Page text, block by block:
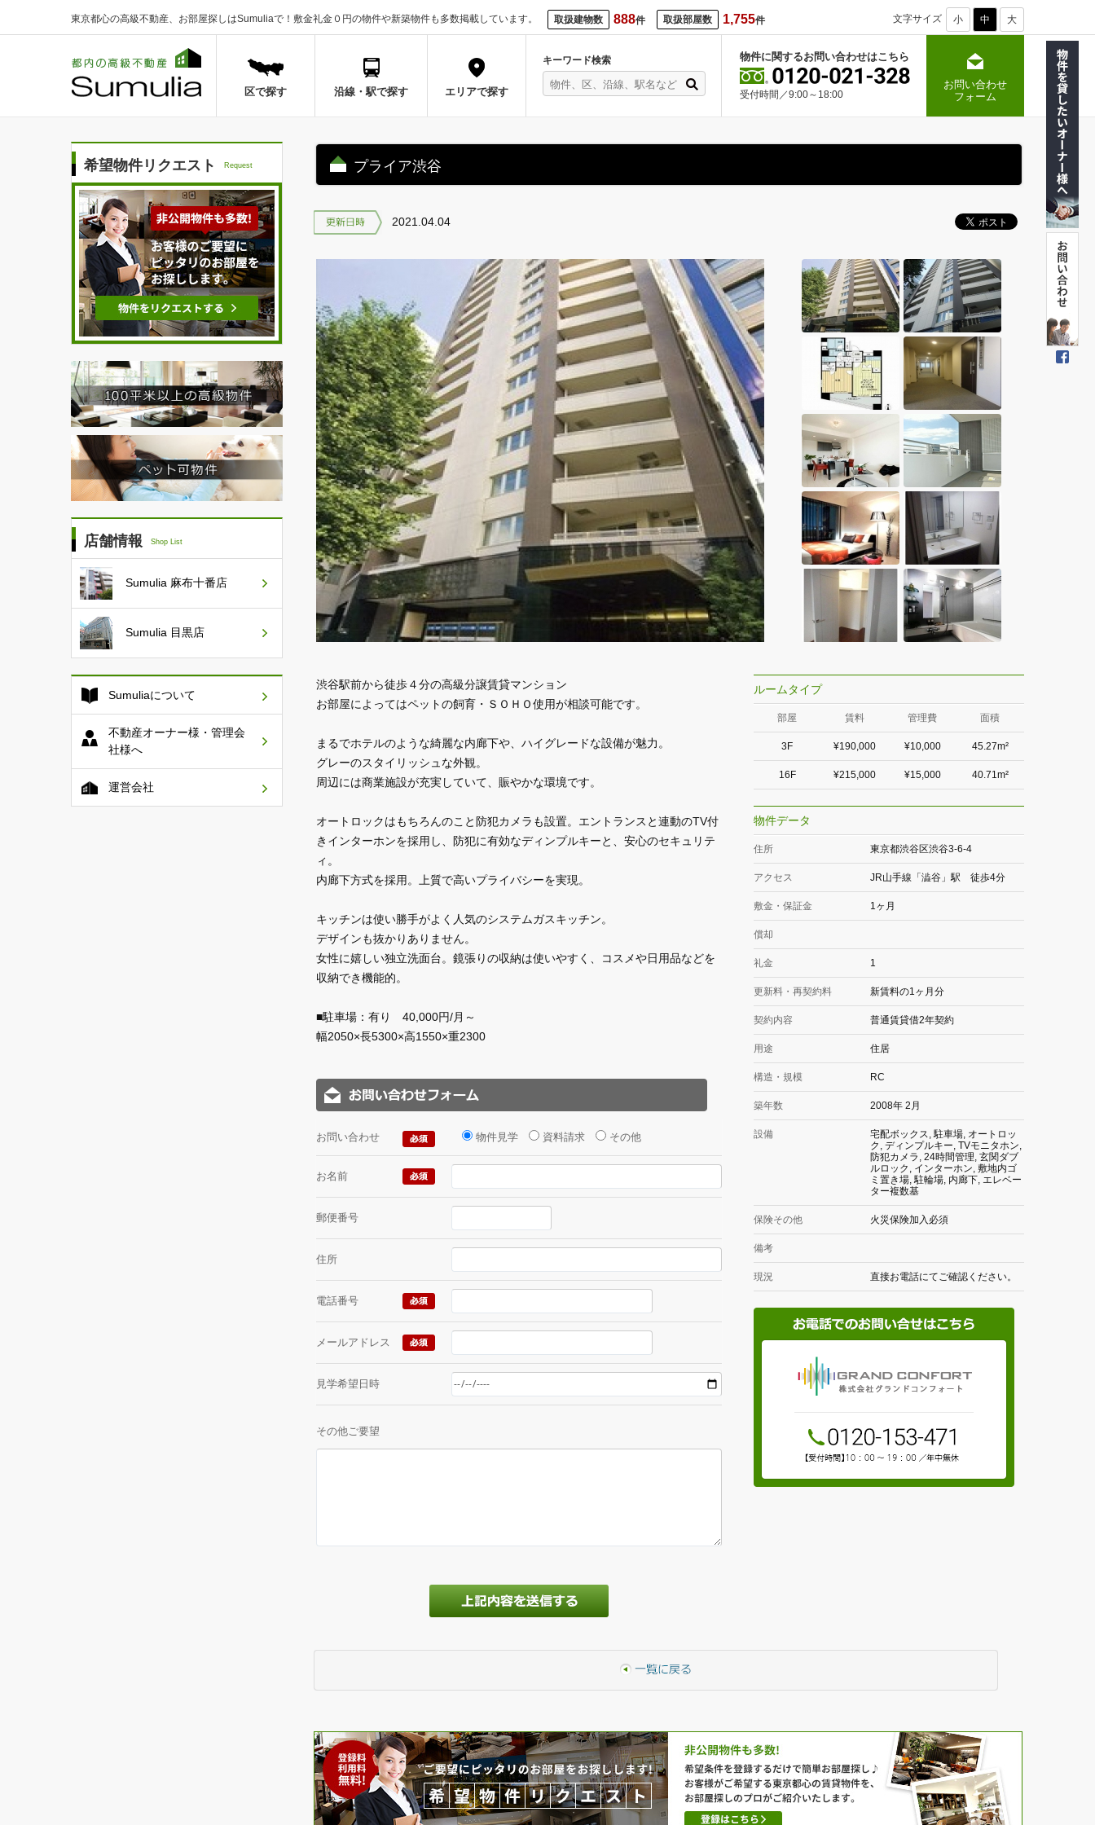
東京都心の高級不動産、お部屋探しはSumuliaで！ 敷金礼金０円の物件や新築物件も多数掲載しています。 取扱建物数 888件 取扱部屋数 1,755件 文字サイズ 小 中 大
区で探す 沿線・駅で探す エリアで探す
キーワード検索 物件に関するお問い合わせはこちら
受付時間／9:00～18:00
お問い合わせ
フォーム
プライア渋谷
2021.04.04
渋谷駅前から徒歩４分の高級分譲賃貸マンション
お部屋によってはペットの飼育・ＳＯＨＯ使用が相談可能です。
まるでホテルのような綺麗な内廊下や、ハイグレードな設備が魅力。
グレーのスタイリッシュな外観。
周辺には商業施設が充実していて、賑やかな環境です。
オートロックはもちろんのこと防犯カメラも設置。エントランスと連動のTV付
きインターホンを採用し、防犯に有効なディンプルキーと、安心のセキュリテ
ィ。
内廊下方式を採用。上質で高いプライバシーを実現。
キッチンは使い勝手がよく人気のシステムガスキッチン。
デザインも抜かりありません。
女性に嬉しい独立洗面台。鏡張りの収納は使いやすく、コスメや日用品などを
収納でき機能的。
■駐車場：有り 40,000円/月～
幅2050×長5300×高1550×重2300
お問い合わせ 物件見学 資料請求 その他
お名前
郵便番号
住所
電話番号
メールアドレス
見学希望日時
その他ご要望
ルームタイプ
部屋 賃料 管理費 面積
3F ¥190,000 ¥10,000 45.27m²
16F ¥215,000 ¥15,000 40.71m²
物件データ
住所 東京都渋谷区渋谷3-6-4
アクセス JR山手線「澁谷」駅 徒歩4分
敷金・保証金 1ヶ月
償却
礼金 1
更新料・再契約料 新賃料の1ヶ月分
契約内容 普通賃貸借2年契約
用途 住居
構造・規模 RC
築年数 2008年 2月
設備
宅配ボックス, 駐車場, オートロッ
ク, ディンプルキー, TVモニタホン,
防犯カメラ, 24時間管理, 玄関ダブ
ルロック, インターホン, 敷地内ゴ
ミ置き場, 駐輪場, 内廊下, エレベー
ター複数基
保険その他 火災保険加入必須
備考
現況 直接お電話にてご確認ください。
希望物件リクエスト Request
店舗情報 Shop List
Sumulia 麻布十番店
Sumulia 目黒店
Sumuliaについて
不動産オーナー様・管理会
社様へ
運営会社